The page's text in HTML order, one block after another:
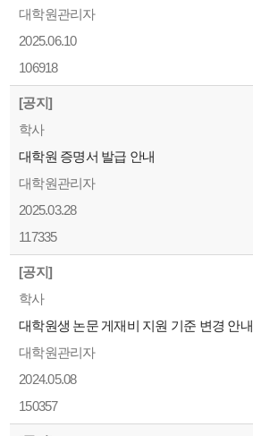
대학원관리자
2025.06.10
106918
[공지]
학사
대학원 증명서 발급 안내
대학원관리자
2025.03.28
117335
[공지]
학사
대학원생 논문 게재비 지원 기준 변경 안내
대학원관리자
2024.05.08
150357